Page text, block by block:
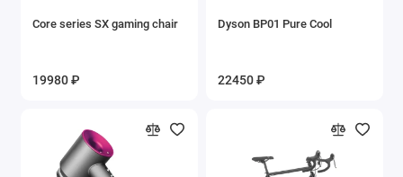
Core series SX gaming chair
19980 ₽
Dyson BP01 Pure Cool
22450 ₽